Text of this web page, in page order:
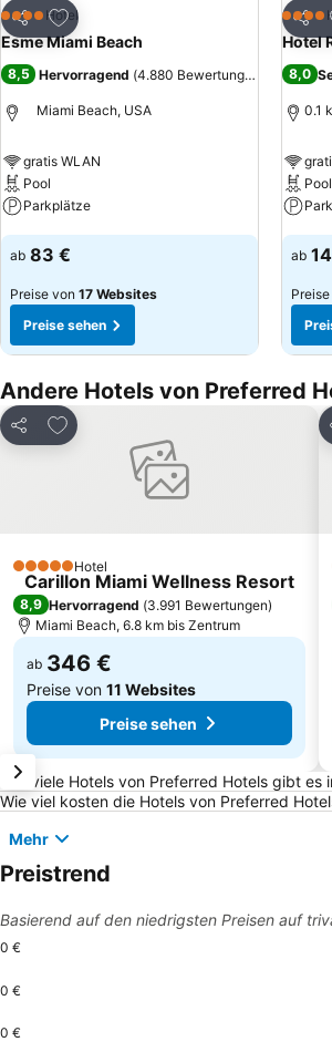
Teilen
Zu Favoriten hinzufügen
4 SterneHotel
Esme Miami Beach
8,5 Hervorragend (4.880 Bewertungen
Miami Beach, USA
gratis WLAN
Pool
Parkplätze
Preise sehen
ab 83 €
Preise von 17 Websites
Preise sehen
4
Hotel
8,0
0.1
Pool
ab
Andere Hotels von Preferred
Teilen
Zu Favoriten hinzufügen
5 SterneHotel
Carillon Miami Wellness Resort
8,9 Hervorragend (3.991 Bewertungen)
Miami Beach, 6.8 km bis Zentrum
ab 346 €
Preise von 11 Websites
Preise sehen
Häufig gestellte Fragen zu
Wie viele Hotels von Preferred Hotels gibt es
Wie viel kosten die Hotels von Preferred
Mehr
Preistrend
Basierend auf den niedrigsten Preisen auf
0 €
0 €
0 €